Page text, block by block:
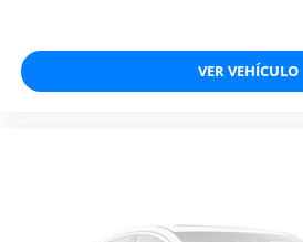
VER VEHÍCULO